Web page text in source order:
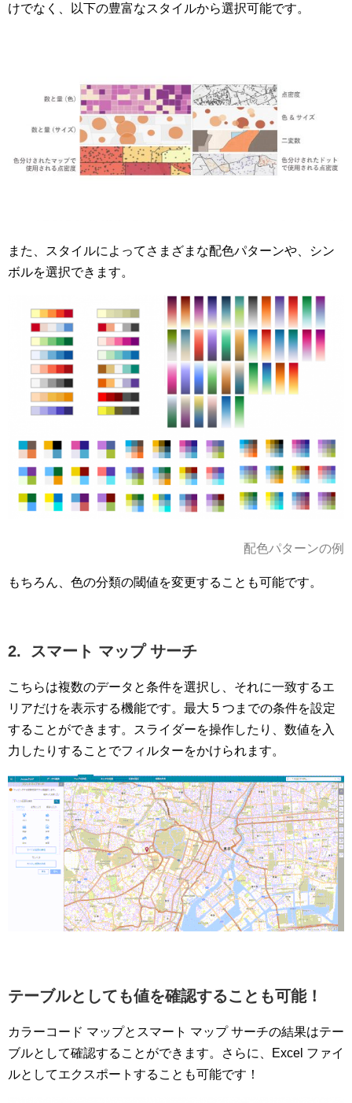
けでなく、以下の豊富なスタイルから選択可能です。
また、スタイルによってさまざまな配色パターンや、シン
ボルを選択できます。
配色パターンの例
もちろん、色の分類の閾値を変更することも可能です。
2. スマート マップ サーチ
こちらは複数のデータと条件を選択し、それに一致するエ
リアだけを表示する機能です。最大 5 つまでの条件を設定
することができます。スライダーを操作したり、数値を入
力したりすることでフィルターをかけられます。
テーブルとしても値を確認することも可能！
カラーコード マップとスマート マップ サーチの結果はテー
ブルとして確認することができます。さらに、Excel ファイ
ルとしてエクスポートすることも可能です！